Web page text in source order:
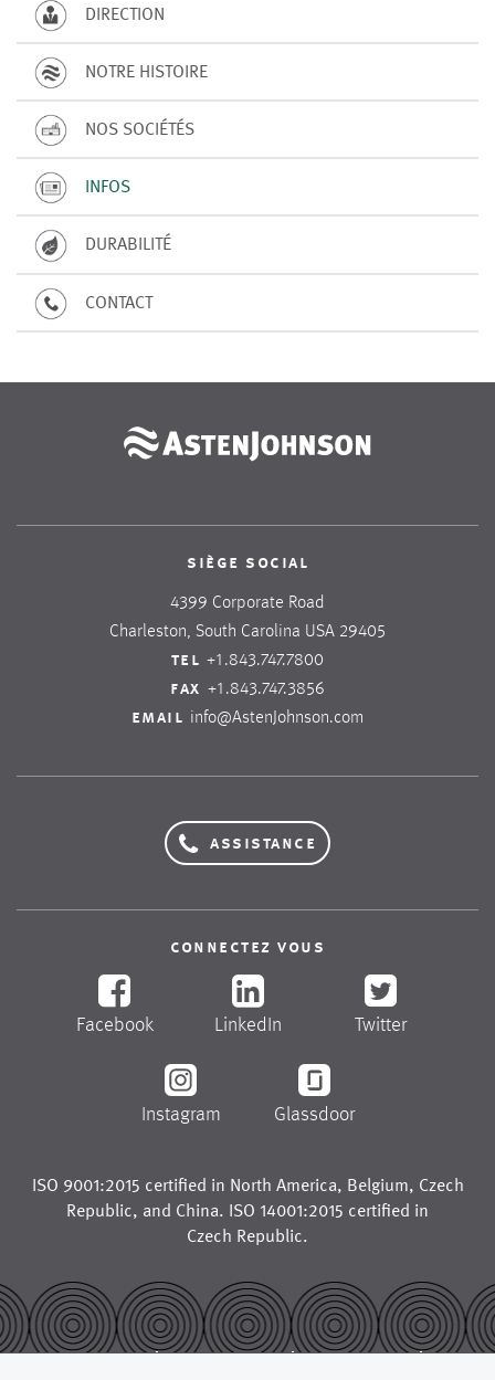
DIRECTION
NOTRE HISTOIRE
NOS SOCIÉTÉS
INFOS
DURABILITÉ
CONTACT
siège social
4399 Corporate Road
Charleston, South Carolina USA 29405
tel +1.843.747.7800
fax +1.843.747.3856
email info@AstenJohnson.com
assistance
connectez vous
Facebook LinkedIn Twitter
Instagram Glassdoor
ISO 9001:2015 certified in North America, Belgium, Czech
Republic, and China. ISO 14001:2015 certified in
Czech Republic.